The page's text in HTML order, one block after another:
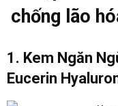
chống lão
1. Kem Ngăn
Eucerin